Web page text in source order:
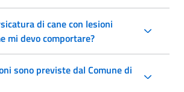
di cane con lesioni
mi devo comportare?
sono previste dal Comune di